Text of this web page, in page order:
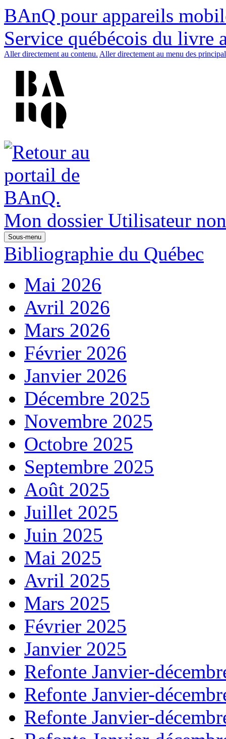
BAnQ pour appareils
Service québécois du livre
Aller directement au contenu. Aller directement au menu des
Mon dossier Utilisateur
Sous-menu
Bibliographie du Québec
Mai 2026
Avril 2026
Mars 2026
Février 2026
Janvier 2026
Décembre 2025
Novembre 2025
Octobre 2025
Septembre 2025
Août 2025
Juillet 2025
Juin 2025
Mai 2025
Avril 2025
Mars 2025
Février 2025
Janvier 2025
Refonte Janvier-
Refonte Janvier-
Refonte Janvier-